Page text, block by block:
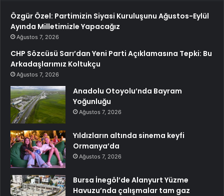
Özgür Özel: Partimizin Siyasi Kuruluşunu Ağustos-Eylül
Ayında Milletimizle Yapacağız
Ağustos 7, 2026
CHP Sözcüsü Sarı’dan Yeni Parti Açıklamasına Tepki: Bu
Arkadaşlarımız Koltukçu
Ağustos 7, 2026
Anadolu Otoyolu’nda Bayram
Yoğunluğu
Ağustos 7, 2026
Yıldızların altında sinema keyfi
Ormanya’da
Ağustos 7, 2026
Bursa İnegöl’de Alanyurt Yüzme
Havuzu’nda çalışmalar tam gaz